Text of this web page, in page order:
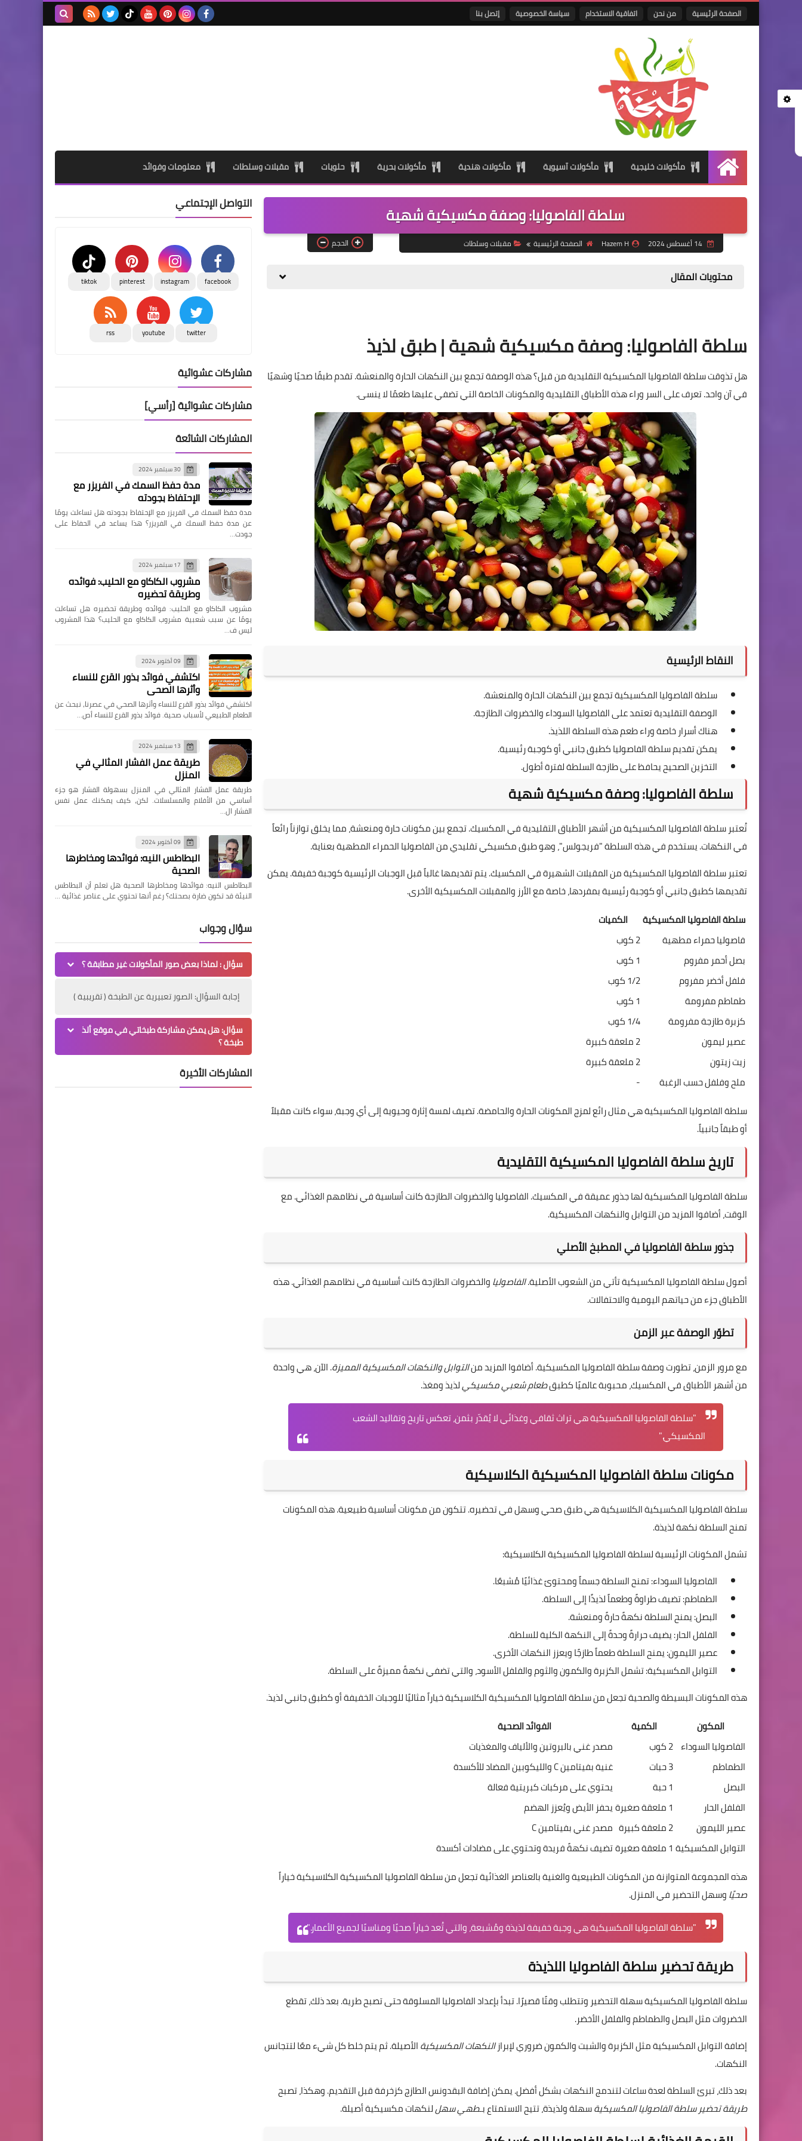
الصفحة الرئيسية من نحن اتفاقية الاستخدام سياسة الخصوصية إتصل بنا
الرئيسيةمأكولات خليجية مأكولات آسيوية مأكولات هندية مأكولات بحرية حلويات مقبلات وسلطات معلومات وفوائد
سلطة الفاصوليا: وصفة مكسيكية شهية
14 أغسطس 2024 Hazem H الصفحة الرئيسية مقبلات وسلطات الحجم
محتويات المقال
سلطة الفاصوليا: وصفة مكسيكية شهية | طبق لذيذ
هل تذوقت سلطة الفاصوليا المكسيكية التقليدية من قبل؟ هذه الوصفة تجمع بين النكهات الحارة والمنعشة. تقدم طبقًا صحيًا وشهيًا
في آن واحد. تعرف على السر وراء هذه الأطباق التقليدية والمكونات الخاصة التي تضفي عليها طعمًا لا ينسى.
النقاط الرئيسية
سلطة الفاصوليا المكسيكية تجمع بين النكهات الحارة والمنعشة.
الوصفة التقليدية تعتمد على الفاصوليا السوداء والخضروات الطازجة.
هناك أسرار خاصة وراء طعم هذه السلطة اللذيذ.
يمكن تقديم سلطة الفاصوليا كطبق جانبي أو كوجبة رئيسية.
التخزين الصحيح يحافظ على طازجة السلطة لفترة أطول.
سلطة الفاصوليا: وصفة مكسيكية شهية
تُعتبر سلطة الفاصوليا المكسيكية من أشهر الأطباق التقليدية في المكسيك. تجمع بين مكونات حارة ومنعشة، مما يخلق توازناً رائعاً
في النكهات. يستخدم في هذه السلطة "فريجولس"، وهو طبق مكسيكي تقليدي من الفاصوليا الحمراء المطهية بعناية.
تعتبر سلطة الفاصوليا المكسيكية من المقبلات الشهيرة في المكسيك. يتم تقديمها غالباً قبل الوجبات الرئيسية كوجبة خفيفة. يمكن
تقديمها كطبق جانبي أو كوجبة رئيسية بمفردها، خاصة مع الأرز والمقبلات المكسيكية الأخرى.
سلطة الفاصوليا المكسيكية
الكميات
فاصوليا حمراء مطهية
2 كوب
بصل أحمر مفروم
1 كوب
فلفل أخضر مفروم
1/2 كوب
طماطم مفرومة
1 كوب
كزبرة طازجة مفرومة
1/4 كوب
عصير ليمون
2 ملعقة كبيرة
زيت زيتون
2 ملعقة كبيرة
ملح وفلفل حسب الرغبة
-
سلطة الفاصوليا المكسيكية هي مثال رائع لمزج المكونات الحارة والحامضة. تضيف لمسة إثارة وحيوية إلى أي وجبة، سواء كانت مقبلاً
أو طبقاً جانبياً.
تاريخ سلطة الفاصوليا المكسيكية التقليدية
سلطة الفاصوليا المكسيكية لها جذور عميقة في المكسيك. الفاصوليا والخضروات الطازجة كانت أساسية في نظامهم الغذائي. مع
الوقت، أضافوا المزيد من التوابل والنكهات المكسيكية.
جذور سلطة الفاصوليا في المطبخ الأصلي
أصول سلطة الفاصوليا المكسيكية تأتي من الشعوب الأصلية.الفاصولياوالخضروات الطازجة كانت أساسية في نظامهم الغذائي. هذه
الأطباق جزء من حياتهم اليومية والاحتفالات.
تطوّر الوصفة عبر الزمن
مع مرور الزمن، تطورت وصفة سلطة الفاصوليا المكسيكية. أضافوا المزيد منالتوابل والنكهات المكسيكية المميزة. الآن، هي واحدة
من أشهر الأطباق في المكسيك، محبوبة عالميًا كطبقطعام شعبي مكسيكيلذيذ ومغذ.
"سلطة الفاصوليا المكسيكية هي تراث ثقافي وغذائي لا يُقدّر بثمن، تعكس تاريخ وتقاليد الشعب
المكسيكي."
مكونات سلطة الفاصوليا المكسيكية الكلاسيكية
سلطة الفاصوليا المكسيكية الكلاسيكية هي طبق صحي وسهل في تحضيره. تتكون من مكونات أساسية طبيعية. هذه المكونات
تمنح السلطة نكهة لذيذة.
تشمل المكونات الرئيسية لسلطة الفاصوليا المكسيكية الكلاسيكية:
الفاصوليا السوداء: تمنح السلطة جسماً ومحتوىً غذائيًا مُشبعًا.
الطماطم: تضيف طراوةً وطعماً لذيذًا إلى السلطة.
البصل: يمنح السلطة نكهةً حارةً ومنعشة.
الفلفل الحار: يضيف حرارةً وحدةً إلى النكهة الكلية للسلطة.
عصير الليمون: يمنح السلطة طعماً طازجًا ويعزز النكهات الأخرى.
التوابل المكسيكية: تشمل الكزبرة والكمون والثوم والفلفل الأسود، والتي تضفي نكهةً مميزةً على السلطة.
هذه المكونات البسيطة والصحية تجعل من سلطة الفاصوليا المكسيكية الكلاسيكية خياراً مثاليًا للوجبات الخفيفة أو كطبق جانبي لذيذ.
المكون
الكمية
الفوائد الصحية
الفاصوليا السوداء 2 كوب
مصدر غني بالبروتين والألياف والمغذيات
الطماطم
3 حبات
غنية بفيتامين C والليكوبين المضاد للأكسدة
البصل
1 حبة
يحتوي على مركبات كبريتية فعالة
الفلفل الحار
1 ملعقة صغيرة
يحفز الأيض ويُعزز الهضم
عصير الليمون
2 ملعقة كبيرة
مصدر غني بفيتامين C
التوابل المكسيكية 1 ملعقة صغيرة
تضيف نكهةً فريدة وتحتوي على مضادات أكسدة
هذه المجموعة المتوازنة من المكونات الطبيعية والغنية بالعناصر الغذائية تجعل من سلطة الفاصوليا المكسيكية الكلاسيكية خياراً
صحيًاوسهل التحضير في المنزل.
"سلطة الفاصوليا المكسيكية هي وجبة خفيفة لذيذة ومُشبعة، والتي تُعد خياراً صحيًا ومناسبًا لجميع الأعمار."
طريقة تحضير سلطة الفاصوليا اللذيذة
سلطة الفاصوليا المكسيكية سهلة التحضير وتتطلب وقتًا قصيرًا. تبدأ بإعداد الفاصوليا المسلوقة حتى تصبح طرية. بعد ذلك، تقطع
الخضروات مثل البصل والطماطم والفلفل الأخضر.
إضافة التوابل المكسيكية مثل الكزبرة والشبت والكمون ضروري لإبرازالنكهات المكسيكيةالأصيلة. ثم يتم خلط كل شيء معًا لتتجانس
النكهات.
بعد ذلك، تبرئ السلطة لعدة ساعات لتندمج النكهات بشكل أفضل. يمكن إضافة البقدونس الطازج كزخرفة قبل التقديم. وهكذا، تصبح
طريقة تحضير سلطة الفاصوليا المكسيكيةسهلة ولذيذة، تتيح الاستمتاع بـطهي سهللنكهات مكسيكية أصيلة.
التواصل الإجتماعي
facebook
instagram
pinterest
tiktok
twitter
youtube
rss
مشاركات عشوائية
مشاركات عشوائية [رأسي]
المشاركات الشائعة
30 سبتمبر 2024
مدة حفظ السمك في الفريزر مع
الإحتفاظ بجودته
مدة حفظ السمك في الفريزر مع الإحتفاظ بجودته هل تساءلت يومًا
عن مدة حفظ السمك في الفريزر؟ هذا يساعد في الحفاظ على
جودت…
17 سبتمبر 2024
مشروب الكاكاو مع الحليب: فوائده
وطريقة تحضيره
مشروب الكاكاو مع الحليب: فوائده وطريقة تحضيره هل تساءلت
يومًا عن سبب شعبية مشروب الكاكاو مع الحليب؟ هذا المشروب
ليس ف…
09 أكتوبر 2024
اكتشفي فوائد بذور القرع للنساء
وأثرها الصحي
اكتشفي فوائد بذور القرع للنساء وأثرها الصحي في عصرنا، نبحث عن
الطعام الطبيعي لأسباب صحية. فوائد بذور القرع للنساء أص…
13 سبتمبر 2024
طريقة عمل الفشار المثالي في
المنزل
طريقة عمل الفشار المثالي في المنزل بسهولة الفشار هو جزء
أساسي من الأفلام والمسلسلات. لكن، كيف يمكنك عمل نفس
الفشار ال…
09 أكتوبر 2024
البطاطس النيه: فوائدها ومخاطرها
الصحية
البطاطس النيه: فوائدها ومخاطرها الصحية هل تعلم أن البطاطس
النيئة قد تكون ضارة بصحتك؟ رغم أنها تحتوي على عناصر غذائية …
سؤال وجواب
سؤال : لماذا بعض صور المأكولات غير مطابقة ؟
إجابة السؤال: الصور تعبيرية عن الطبخة ( تقريبية )
سؤال: هل يمكن مشاركة طبخاتي في موقع ألذ
طبخة ؟
المشاركات الأخيرة